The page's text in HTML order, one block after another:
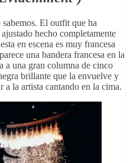
El outfit que ha
hecho completamente
en escena es muy francesa
una bandera francesa en la
a una gran columna de cinco
brillante que la envuelve y
a la artista cantando en la cima.